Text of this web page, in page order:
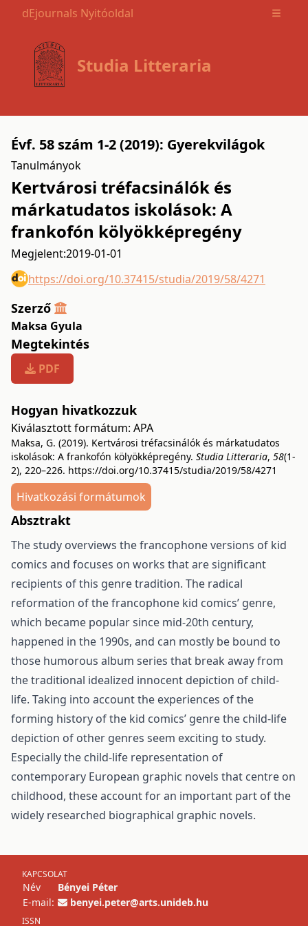
dEjournals Nyitóoldal Open
Studia Litteraria
Évf. 58 szám 1-2 (2019): Gyerekvilágok
Tanulmányok
Kertvárosi tréfacsinálók és
márkatudatos iskolások: A
frankofón kölyökképregény
Megjelent:2019-01-01
https://doi.org/10.37415/studia/2019/58/4271
Szerző
Maksa Gyula
Megtekintés
PDF
Hogyan hivatkozzuk
Kiválasztott formátum: APA
Maksa, G. (2019). Kertvárosi tréfacsinálók és márkatudatos
iskolások: A frankofón kölyökképregény. Studia Litteraria, 58(1-
2), 220–226. https://doi.org/10.37415/studia/2019/58/4271
Hivatkozási formátumok
Absztrakt
The study overviews the francophone versions of kid
comics and focuses on works that are significant
recipients of this genre tradition. The radical
reformation of the francophone kid comics’ genre,
which became popular since mid-20th century,
happened in the 1990s, and can mostly be bound to
those humorous album series that break away from
the traditional idealized innocent depiction of child-
life. Taking into account the experiences of the
forming history of the kid comics’ genre the child-life
depiction of other genres seem exciting to study.
Especially the child-life representation of
contemporary European graphic novels that centre on
childhood, these account for an important part of the
widely researched biographical graphic novels.
KAPCSOLAT
Név
Bényei Péter
E-mail:
benyei.peter@arts.unideb.hu
ISSN